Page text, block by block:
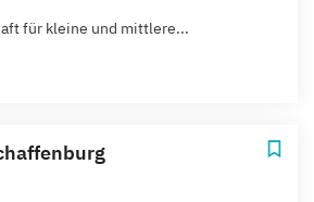
für kleine und mittlere...